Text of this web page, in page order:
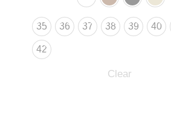
35 36 37 38 39 40
42
Clear